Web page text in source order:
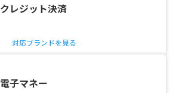
クレジット決済
対応ブランドを見る
電子マネー